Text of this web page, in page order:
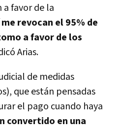
favor de la
revocan el 95% de
a favor de los
Arias.
de medidas
que están pensadas
el pago cuando haya
convertido en una